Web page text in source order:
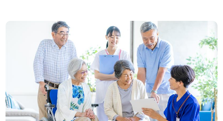
性期、療養型、介護医療院、ターミナルケア等の経験も活
かしていただけるポジションをご紹介します。『ご利用者
様、ご家族様想いに寄り添いたい』『ホスピスで介護職経
験を活かしたい』『転職で施設形態や環境を変えて働きた
い』等の方も大歓迎です。募集詳細等、担当コンサルタン
トよりご案内します。お問い合わせも遠慮なくお願いしま
全国の求人ご紹介！医療/福祉業界の正社員/パート求人探
しは【ウィルオブ介護】＊求人情報収集、将来的に検討の